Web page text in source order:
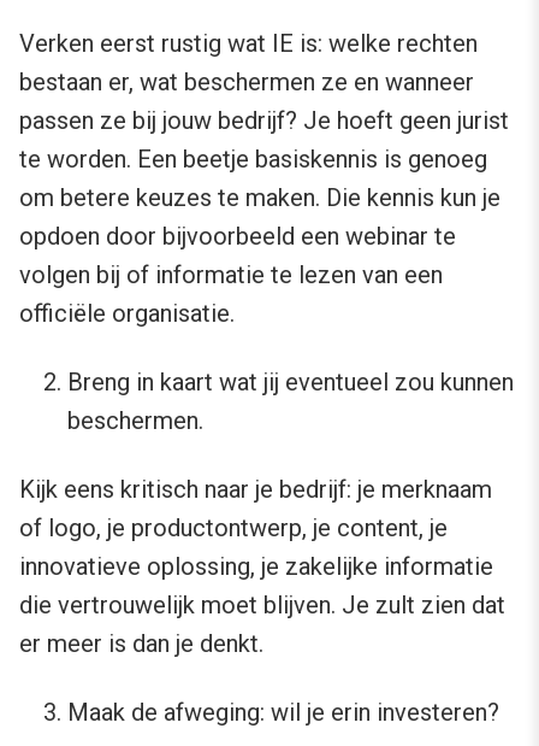
Verken eerst rustig wat IE is: welke rechten
bestaan er, wat beschermen ze en wanneer
passen ze bij jouw bedrijf? Je hoeft geen jurist
te worden. Een beetje basiskennis is genoeg
om betere keuzes te maken. Die kennis kun je
opdoen door bijvoorbeeld een webinar te
volgen bij of informatie te lezen van een
officiële organisatie.
Breng in kaart wat jij eventueel zou kunnen
beschermen.
Kijk eens kritisch naar je bedrijf: je merknaam
of logo, je productontwerp, je content, je
innovatieve oplossing, je zakelijke informatie
die vertrouwelijk moet blijven. Je zult zien dat
er meer is dan je denkt.
Maak de afweging: wil je erin investeren?